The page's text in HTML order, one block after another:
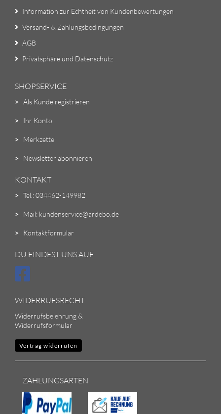
Information zur Echtheit von Kundenbewertungen
Versand- & Zahlungsbedingungen
AGB
Privatsphäre und Datenschutz
SHOPSERVICE
> Als Kunde registrieren
> Ihr Konto
> Merkzettel
> Newsletter abonnieren
KONTAKT
> Tel.: 034462-149982
> Mail: kundenservice@ardebo.de
> Kontaktformular
DU FINDEST UNS AUF
WIDERRUFSRECHT
Widerrufsbelehrung &
Widerrufsformular
Vertrag widerrufen
ZAHLUNGSARTEN